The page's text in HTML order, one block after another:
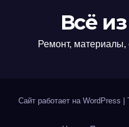
Всё
Ремонт, материалы,
Сайт работает на WordPress